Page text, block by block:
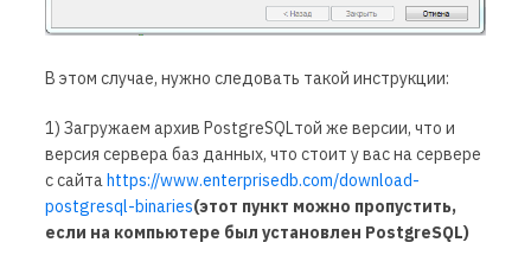
В этом случае, нужно следовать такой инструкции:
1) Загружаем архив PostgreSQLтой же версии, что и
версия сервера баз данных, что стоит у вас на сервере
с сайтаhttps://www.enterprisedb.com/download-
postgresql-binaries(этот пункт можно пропустить,
если на компьютере был установлен PostgreSQL)